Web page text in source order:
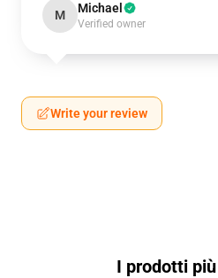
M Michael
Verified owner
Write your review
I prodotti